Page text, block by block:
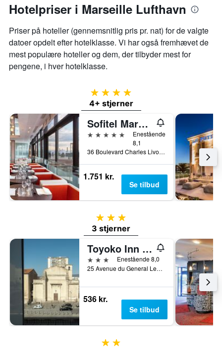
Hotelpriser i Marseille Lufthavn
Priser på hoteller (gennemsnitlig pris pr. nat) for de valgte
datoer opdelt efter hotelklasse. Vi har også fremhævet de
mest populære hoteller og dem, der tilbyder mest for
pengene, i hver hotelklasse.
4 stjerner
4+ stjerner
Sofitel Marseille Vieux Port
5 stjerner
Enestående
8,1
36 Boulevard Charles Livon, Marseille, Bouches-du-Rhône, Frankrig
1.751 kr.
Se tilbud
3 stjerner
3 stjerner
Toyoko Inn Marseille Saint Charles
3 stjernerEnestående 8,0
25 Avenue du General Leclerc, Marseille, Bouches-du-Rhône, Frankrig
536 kr.
Se tilbud
2 stjerner